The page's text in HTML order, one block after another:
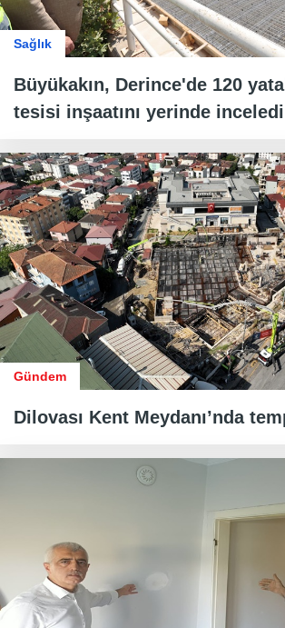
Sağlık
Büyükakın, Derince'de 120
tesisi inşaatını yerinde inceledi
Gündem
Dilovası Kent Meydanı’nda